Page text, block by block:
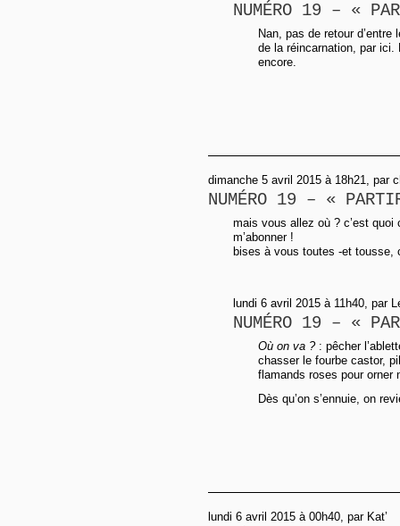
NUMÉRO 19 – «
Nan, pas de retour
de la réincarnation, par
encore.
dimanche 5 avril 2015 à 18h21, par
NUMÉRO 19 – «
mais vous allez où ? c’est quoi
m’abonner !
bises à vous toutes -et tousse,
lundi 6 avril 2015 à 11h40, par
NUMÉRO 19 – «
Où on va ?: pêcher
chasser le fourbe castor,
flamands roses pour orner
Dès qu’on s’ennuie, on
lundi 6 avril 2015 à 00h40, par Kat’